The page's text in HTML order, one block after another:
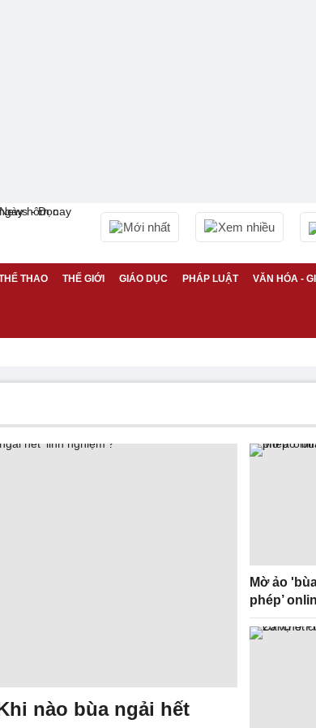
Mới nhất Xem nhiều
THAO THẾ GIỚI GIÁO DỤC PHÁP LUẬT VĂN HÓA -
nào bùa ngải hết
Mờ ảo
phép’